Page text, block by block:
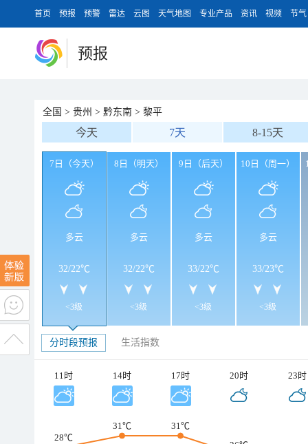
首页 预报 预警 雷达 云图 天气地图 专业产品 资讯 视频 节气
预报
全国 > 贵州 > 黔东南 > 黎平
今天 7天 8-15天
7日（今天）
多云
32/22℃
<3级
8日（明天）
多云
32/22℃
<3级
9日（后天）
多云
33/22℃
<3级
10日（周一）
多云
33/23℃
<3级
分时段预报 生活指数
11时 14时 17时 20时 23时
28℃
31℃
31℃